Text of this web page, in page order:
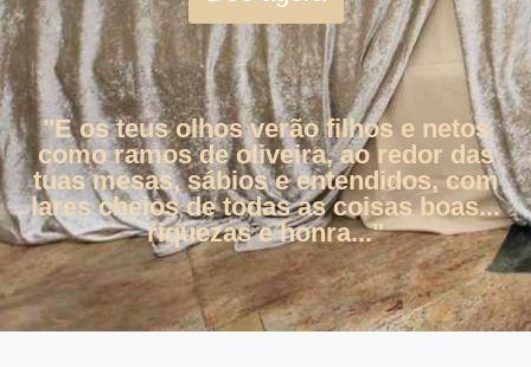
"E os teus olhos verão filhos e netos
como ramos de oliveira, ao redor das
tuas mesas, sábios e entendidos, com
lares cheios de todas as coisas boas...
riquezas e honra..."